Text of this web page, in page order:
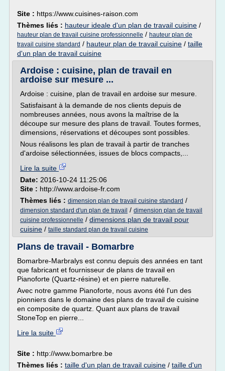
Site : https://www.cuisines-raison.com
Thèmes liés : hauteur ideale d'un plan de travail cuisine /
hauteur plan de travail cuisine professionnelle / hauteur plan de
travail cuisine standard / hauteur plan de travail cuisine / taille
d'un plan de travail cuisine
Ardoise : cuisine, plan de travail en
ardoise sur mesure ...
Ardoise : cuisine, plan de travail en ardoise sur mesure.
Satisfaisant à la demande de nos clients depuis de
nombreuses années, nous avons la maîtrise de la
découpe sur mesure des plans de travail. Toutes formes,
dimensions, réservations et découpes sont possibles.
Nous réalisons les plan de travail à partir de tranches
d'ardoise sélectionnées, issues de blocs compacts,...
Lire la suite
Date: 2016-10-24 11:25:06
Site : http://www.ardoise-fr.com
Thèmes liés : dimension plan de travail cuisine standard /
dimension standard d'un plan de travail / dimension plan de travail
cuisine professionnelle / dimensions plan de travail pour
cuisine / taille standard plan de travail cuisine
Plans de travail - Bomarbre
Bomarbre-Marbralys est connu depuis des années en tant
que fabricant et fournisseur de plans de travail en
Pianoforte (Quartz-résine) et en pierre naturelle.
Avec notre gamme Pianoforte, nous avons été l'un des
pionniers dans le domaine des plans de travail de cuisine
en composite de quartz. Quant aux plans de travail
StoneTop en pierre...
Lire la suite
Site : http://www.bomarbre.be
Thèmes liés : taille d'un plan de travail cuisine / taille d'un